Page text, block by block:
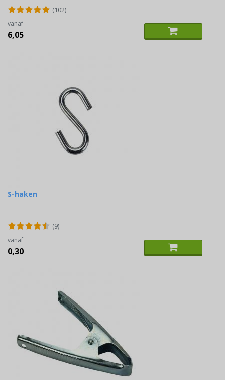
(102)
vanaf
6,05
S-haken
(9)
vanaf
0,30